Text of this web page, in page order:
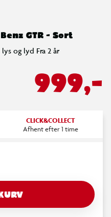
GTR - Sort
og lyd Fra 2 år
999,-
CLICK&COLLECT
Afhent efter 1 time